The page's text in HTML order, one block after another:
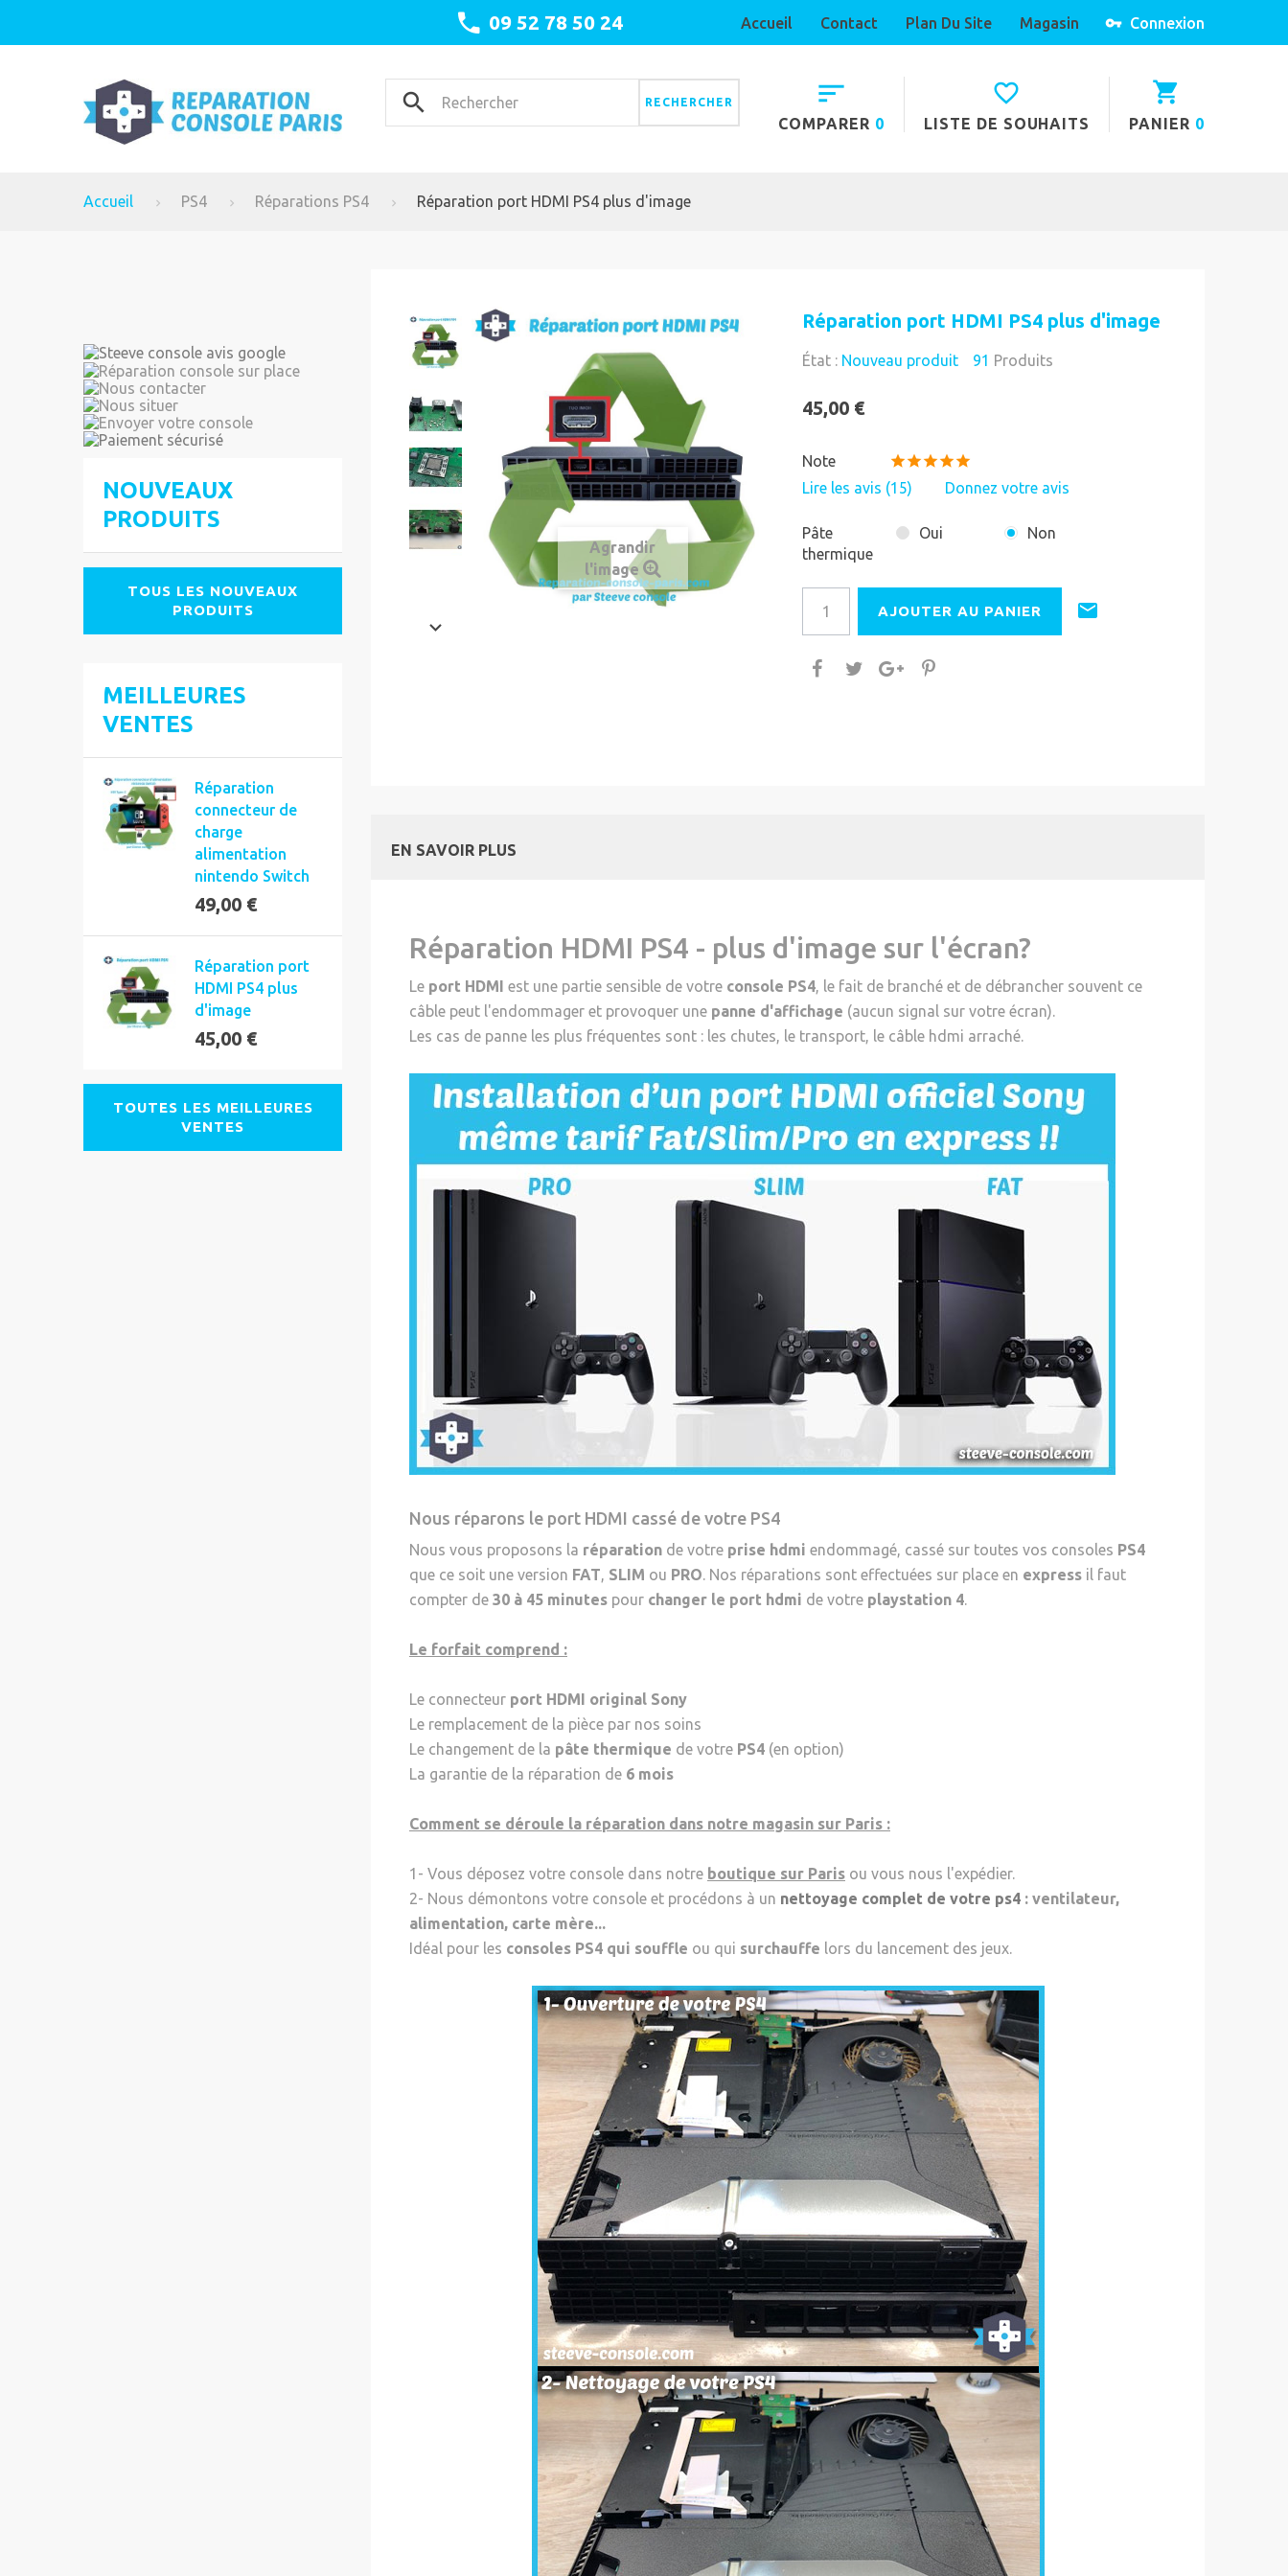
Connexion
Accueil Contact Plan Du Site Magasin
09 52 78 50 24
PANIER 0
COMPARER 0 LISTE DE SOUHAITS
RECHERCHER
Accueil PS4 Réparations PS4 Réparation port HDMI PS4 plus d'image
Agrandir
l'image
Réparation port HDMI PS4 plus d'image
État : Nouveau produit 91 Produits
45,00 €
Note
Lire les avis (15) Donnez votre avis
Pâte
thermique
Oui Non
AJOUTER AU PANIER
EN SAVOIR PLUS
Réparation HDMI PS4 - plus d'image sur l'écran?
Le port HDMI est une partie sensible de votre console PS4, le fait de branché et de débrancher souvent ce
câble peut l'endommager et provoquer une panne d'affichage (aucun signal sur votre écran).
Les cas de panne les plus fréquentes sont : les chutes, le transport, le câble hdmi arraché.
Nous réparons le port HDMI cassé de votre PS4
Nous vous proposons la réparation de votre prise hdmi endommagé, cassé sur toutes vos consoles PS4
que ce soit une version FAT, SLIM ou PRO. Nos réparations sont effectuées sur place en express il faut
compter de 30 à 45 minutes pour changer le port hdmi de votre playstation 4.
Le forfait comprend :
Le connecteur port HDMI original Sony
Le remplacement de la pièce par nos soins
Le changement de la pâte thermique de votre PS4 (en option)
La garantie de la réparation de 6 mois
Comment se déroule la réparation dans notre magasin sur Paris :
1- Vous déposez votre console dans notre boutique sur Paris ou vous nous l'expédier.
2- Nous démontons votre console et procédons à un nettoyage complet de votre ps4 : ventilateur,
alimentation, carte mère...
Idéal pour les consoles PS4 qui souffle ou qui surchauffe lors du lancement des jeux.
NOUVEAUX
PRODUITS
TOUS LES NOUVEAUX
PRODUITS
MEILLEURES
VENTES
Réparation
connecteur de
charge
alimentation
nintendo Switch
49,00 €
Réparation port
HDMI PS4 plus
d'image
45,00 €
TOUTES LES MEILLEURES
VENTES